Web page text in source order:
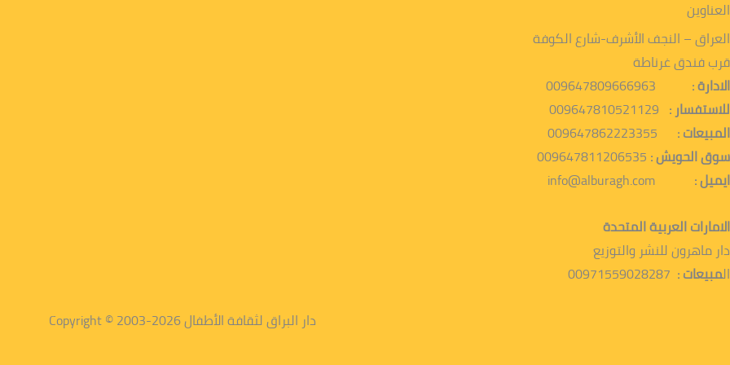
العناوين
العراق – النجف الأشرف-شارع الكوفة
قرب فندق غرناطة
الادارة : 009647809666963
للاستفسار : 009647810521129
المبيعات :
سوق الحويش :
ايميل :
الامارات العربية المتحدة
دار ماهرون للنشر والتوزيع
المبيعات : 00971559028287
دار البراق لثقافة الأطفال 2026-2003 © Copyright